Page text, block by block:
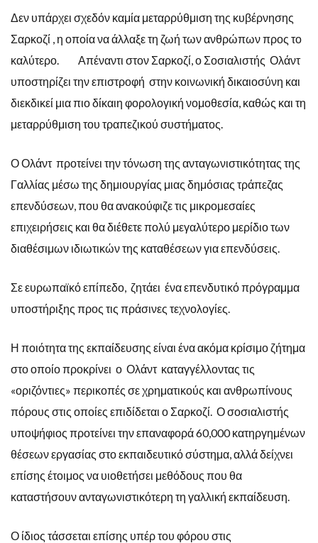
Δεν υπάρχει σχεδόν καμία μεταρρύθμιση της κυβέρνησης
Σαρκοζί , η οποία να άλλαξε τη ζωή των ανθρώπων προς το
καλύτερο. Απέναντι στον Σαρκοζί, ο Σοσιαλιστής Ολάντ
υποστηρίζει την επιστροφή στην κοινωνική δικαιοσύνη και
διεκδικεί μια πιο δίκαιη φορολογική νομοθεσία, καθώς και τη
μεταρρύθμιση του τραπεζικού συστήματος.
Ο Ολάντ προτείνει την τόνωση της ανταγωνιστικότητας της
Γαλλίας μέσω της δημιουργίας μιας δημόσιας τράπεζας
επενδύσεων, που θα ανακούφιζε τις μικρομεσαίες
επιχειρήσεις και θα διέθετε πολύ μεγαλύτερο μερίδιο των
διαθέσιμων ιδιωτικών της καταθέσεων για επενδύσεις.
Σε ευρωπαϊκό επίπεδο, ζητάει ένα επενδυτικό πρόγραμμα
υποστήριξης προς τις πράσινες τεχνολογίες.
Η ποιότητα της εκπαίδευσης είναι ένα ακόμα κρίσιμο ζήτημα
στο οποίο προκρίνει ο Ολάντ καταγγέλλοντας τις
«οριζόντιες» περικοπές σε χρηματικούς και ανθρωπίνους
πόρους στις οποίες επιδίδεται ο Σαρκοζί. Ο σοσιαλιστής
υποψήφιος προτείνει την επαναφορά 60,000 κατηργημένων
θέσεων εργασίας στο εκπαιδευτικό σύστημα, αλλά δείχνει
επίσης έτοιμος να υιοθετήσει μεθόδους που θα
καταστήσουν ανταγωνιστικότερη τη γαλλική εκπαίδευση.
Ο ίδιος τάσσεται επίσης υπέρ του φόρου στις